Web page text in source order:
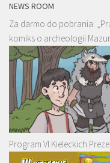
NEWS ROOM
Za darmo do pobrania:
komiks o archeologii Mazur
Program VI Kieleckich